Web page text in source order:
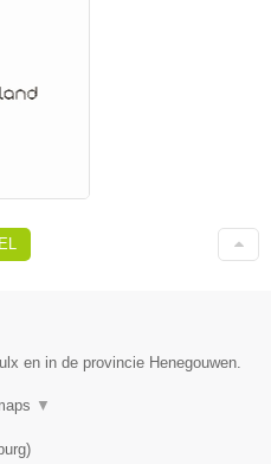
en in de provincie Henegouwen.
▼
)